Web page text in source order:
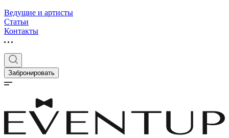
Ведущие и артисты
Статьи
Контакты
Забронировать